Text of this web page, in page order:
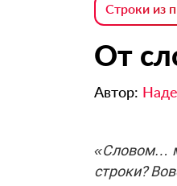
Строки из
От
Автор:
«Словом…
строки?